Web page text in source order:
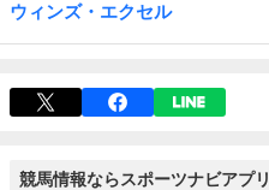
ウィンズ・エクセル
競馬情報ならスポーツナビアプリ